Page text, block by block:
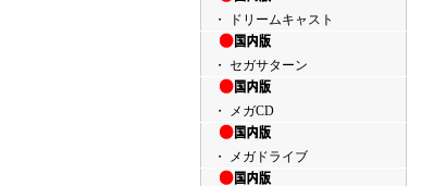
・ ドリームキャスト
・ セガサターン
・ メガCD
・ メガドライブ